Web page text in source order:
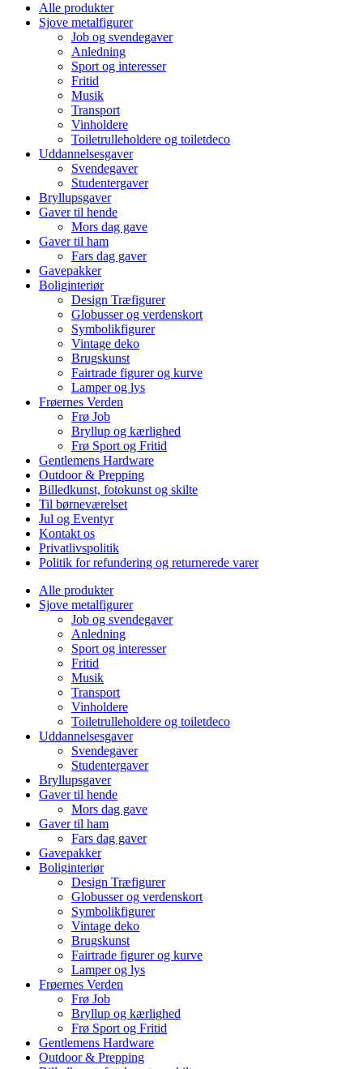
Alle produkter
Sjove metalfigurer
Job og svendegaver
Anledning
Sport og interesser
Fritid
Musik
Transport
Vinholdere
Toiletrulleholdere og toiletdeco
Uddannelsesgaver
Svendegaver
Studentergaver
Bryllupsgaver
Gaver til hende
Mors dag gave
Gaver til ham
Fars dag gaver
Gavepakker
Boliginteriør
Design Træfigurer
Globusser og verdenskort
Symbolikfigurer
Vintage deko
Brugskunst
Fairtrade figurer og kurve
Lamper og lys
Frøernes Verden
Frø Job
Bryllup og kærlighed
Frø Sport og Fritid
Gentlemens Hardware
Outdoor & Prepping
Billedkunst, fotokunst og skilte
Til børneværelset
Jul og Eventyr
Kontakt os
Privatlivspolitik
Politik for refundering og returnerede varer
Alle produkter
Sjove metalfigurer
Job og svendegaver
Anledning
Sport og interesser
Fritid
Musik
Transport
Vinholdere
Toiletrulleholdere og toiletdeco
Uddannelsesgaver
Svendegaver
Studentergaver
Bryllupsgaver
Gaver til hende
Mors dag gave
Gaver til ham
Fars dag gaver
Gavepakker
Boliginteriør
Design Træfigurer
Globusser og verdenskort
Symbolikfigurer
Vintage deko
Brugskunst
Fairtrade figurer og kurve
Lamper og lys
Frøernes Verden
Frø Job
Bryllup og kærlighed
Frø Sport og Fritid
Gentlemens Hardware
Outdoor & Prepping